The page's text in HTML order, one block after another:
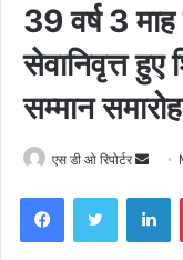
39 वर्ष 3
सेवानिवृत्त हुए
सम्मान
एस डी ओ रिपोर्टर
Send
FacebookTwitter